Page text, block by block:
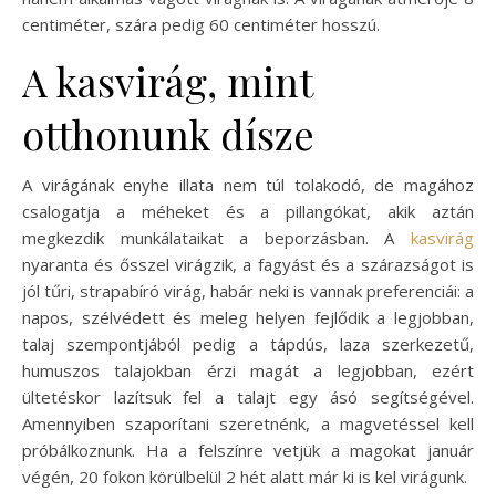
centiméter, szára pedig 60 centiméter hosszú.
A kasvirág, mint
otthonunk dísze
A virágának enyhe illata nem túl tolakodó, de magához
csalogatja a méheket és a pillangókat, akik aztán
megkezdik munkálataikat a beporzásban. A kasvirág
nyaranta és ősszel virágzik, a fagyást és a szárazságot is
jól tűri, strapabíró virág, habár neki is vannak preferenciái: a
napos, szélvédett és meleg helyen fejlődik a legjobban,
talaj szempontjából pedig a tápdús, laza szerkezetű,
humuszos talajokban érzi magát a legjobban, ezért
ültetéskor lazítsuk fel a talajt egy ásó segítségével.
Amennyiben szaporítani szeretnénk, a magvetéssel kell
próbálkoznunk. Ha a felszínre vetjük a magokat január
végén, 20 fokon körülbelül 2 hét alatt már ki is kel virágunk.